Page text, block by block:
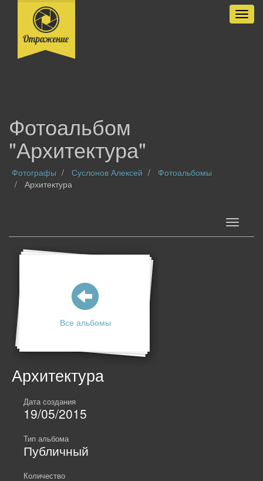
Фотоальбом
"Архитектура"
Фотографы Суслонов Алексей
Фотоальбомы
Архитектура
Все альбомы
Архитектура
Дата создания
19/05/2015
Тип альбома
Публичный
Количество